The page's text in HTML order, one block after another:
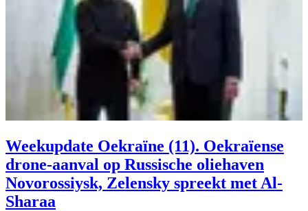
Weekupdate Oekraïne (11). Oekraïense
drone-aanval op Russische oliehaven
Novorossiysk, Zelensky spreekt met Al-
Sharaa